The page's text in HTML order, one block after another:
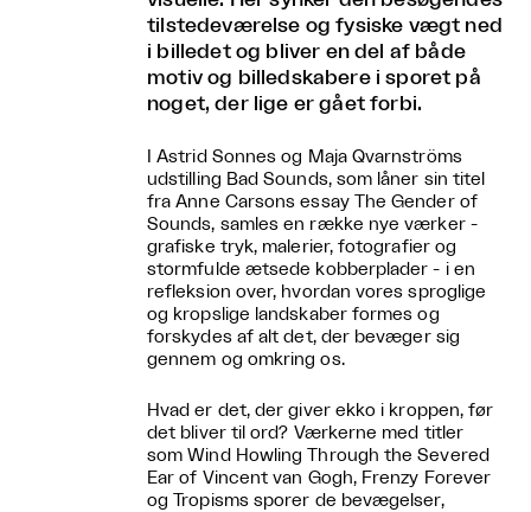
tilstedeværelse og fysiske vægt ned
i billedet og bliver en del af både
motiv og billedskabere i sporet på
noget, der lige er gået forbi.
I Astrid Sonnes og Maja Qvarnströms
udstilling Bad Sounds, som låner sin titel
fra Anne Carsons essay The Gender of
Sounds, samles en række nye værker -
grafiske tryk, malerier, fotografier og
stormfulde ætsede kobberplader - i en
refleksion over, hvordan vores sproglige
og kropslige landskaber formes og
forskydes af alt det, der bevæger sig
gennem og omkring os.
Hvad er det, der giver ekko i kroppen, før
det bliver til ord? Værkerne med titler
som Wind Howling Through the Severed
Ear of Vincent van Gogh, Frenzy Forever
og Tropisms sporer de bevægelser,